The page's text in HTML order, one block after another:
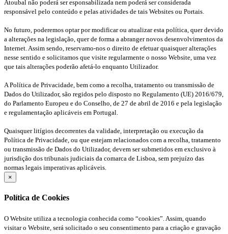
Atoubal não poderá ser esponsabilizada nem poderá ser considerada
responsável pelo conteúdo e pelas atividades de tais Websites ou Portais.
No futuro, poderemos optar por modificar ou atualizar esta política, quer devido
a alterações na legislação, quer de forma a abranger novos desenvolvimentos da
Internet. Assim sendo, reservamo-nos o direito de efetuar quaisquer alterações
nesse sentido e solicitamos que visite regularmente o nosso Website, uma vez
que tais alterações poderão afetá-lo enquanto Utilizador.
A Política de Privacidade, bem como a recolha, tratamento ou transmissão de
Dados do Utilizador, são regidos pelo disposto no Regulamento (UE) 2016/679,
do Parlamento Europeu e do Conselho, de 27 de abril de 2016 e pela legislação
e regulamentação aplicáveis em Portugal.
Quaisquer litígios decorrentes da validade, interpretação ou execução da
Política de Privacidade, ou que estejam relacionados com a recolha, tratamento
ou transmissão de Dados do Utilizador, devem ser submetidos em exclusivo à
jurisdição dos tribunais judiciais da comarca de Lisboa, sem prejuízo das
normas legais imperativas aplicáveis.
×
Política de Cookies
O Website utiliza a tecnologia conhecida como “cookies”. Assim, quando
visitar o Website, será solicitado o seu consentimento para a criação e gravação